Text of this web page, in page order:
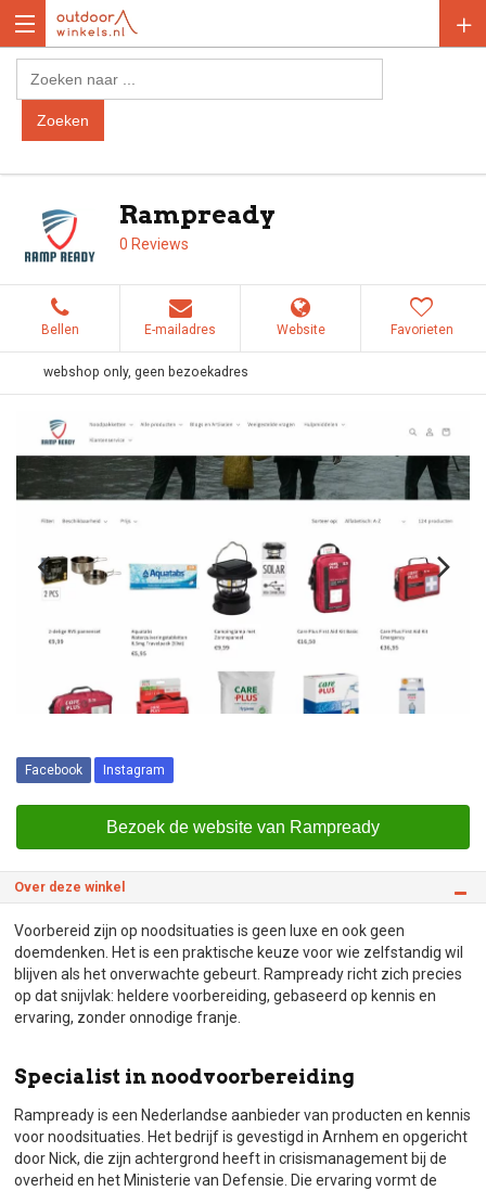
Rampready
0 Reviews
Bellen E-mailadres Website Favorieten
webshop only, geen bezoekadres
Facebook Instagram
Bezoek de website van Rampready
Over deze winkel
Voorbereid zijn op noodsituaties is geen luxe en ook geen
doemdenken. Het is een praktische keuze voor wie zelfstandig wil
blijven als het onverwachte gebeurt. Rampready richt zich precies
op dat snijvlak: heldere voorbereiding, gebaseerd op kennis en
ervaring, zonder onnodige franje.
Specialist in noodvoorbereiding
Rampready is een Nederlandse aanbieder van producten en kennis
voor noodsituaties. Het bedrijf is gevestigd in Arnhem en opgericht
door Nick, die zijn achtergrond heeft in crisismanagement bij de
overheid en het Ministerie van Defensie. Die ervaring vormt de